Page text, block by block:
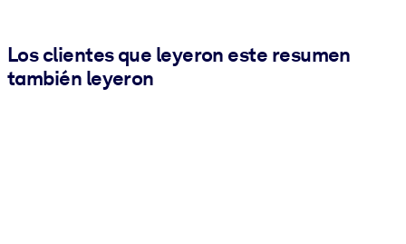
Los clientes que leyeron este resumen
también leyeron